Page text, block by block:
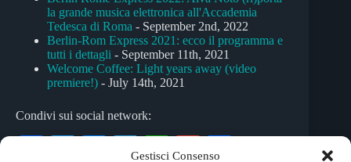
Gestisci Consenso
la grande musica elettronica all'Accademia
Tedesca di Roma - September 2nd, 2022
Berlin-Rom Express 2021: ecco il programma e
tutti i dettagli - September 11th, 2021
Welcome Coffee: Light years away (video
premiere!) - July 14th, 2021
Condivi sui social network:
Te W G